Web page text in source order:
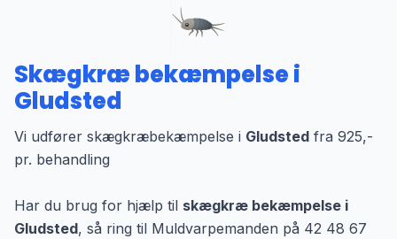
Skægkræ bekæmpelse i
Gludsted
Vi udfører skægkræbekæmpelse i Gludsted fra 925,-
pr. behandling
Har du brug for hjælp til skægkræ bekæmpelse i
Gludsted, så ring til Muldvarpemanden på 42 48 67